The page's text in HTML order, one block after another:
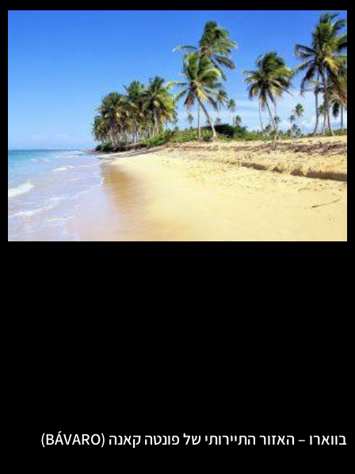
בווארו – האזור התיירותי של פונטה קאנה (BÁVARO)